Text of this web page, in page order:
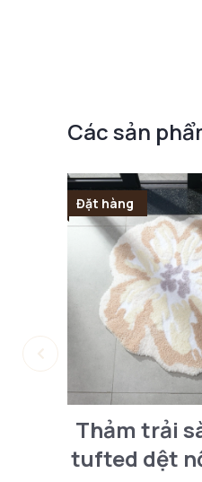
Các sản
Đặt hàng
Thảm trải
tufted dệt